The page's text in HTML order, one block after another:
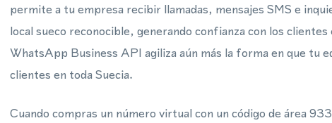
permite a tu empresa recibir llamadas, mensajes SMS e
local sueco reconocible, generando confianza con los
WhatsApp Business API agiliza aún más la forma en que tu
clientes en toda Suecia.
Cuando compras un número virtual con un código de área